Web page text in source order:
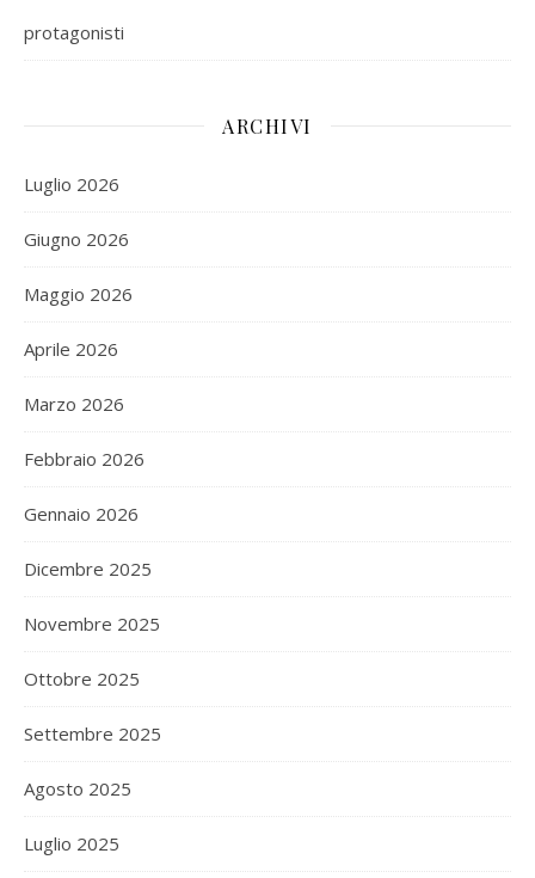
protagonisti
ARCHIVI
Luglio 2026
Giugno 2026
Maggio 2026
Aprile 2026
Marzo 2026
Febbraio 2026
Gennaio 2026
Dicembre 2025
Novembre 2025
Ottobre 2025
Settembre 2025
Agosto 2025
Luglio 2025